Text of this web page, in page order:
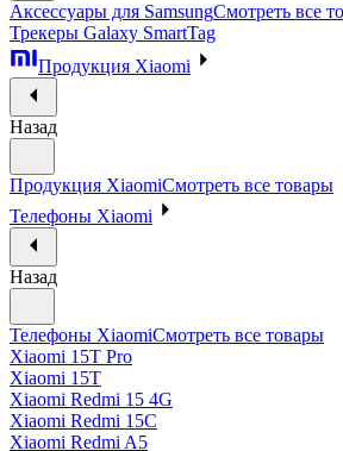
Аксессуары для SamsungСмотреть все
Трекеры Galaxy SmartTag
Продукция Xiaomi
Назад
Продукция XiaomiСмотреть все товары
Телефоны Xiaomi
Назад
Телефоны XiaomiСмотреть все товары
Xiaomi 15T Pro
Xiaomi 15T
Xiaomi Redmi 15 4G
Xiaomi Redmi 15C
Xiaomi Redmi A5